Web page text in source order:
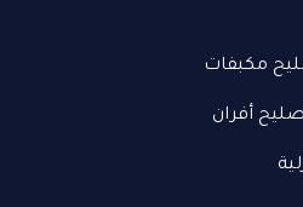
مكبفات
أفران